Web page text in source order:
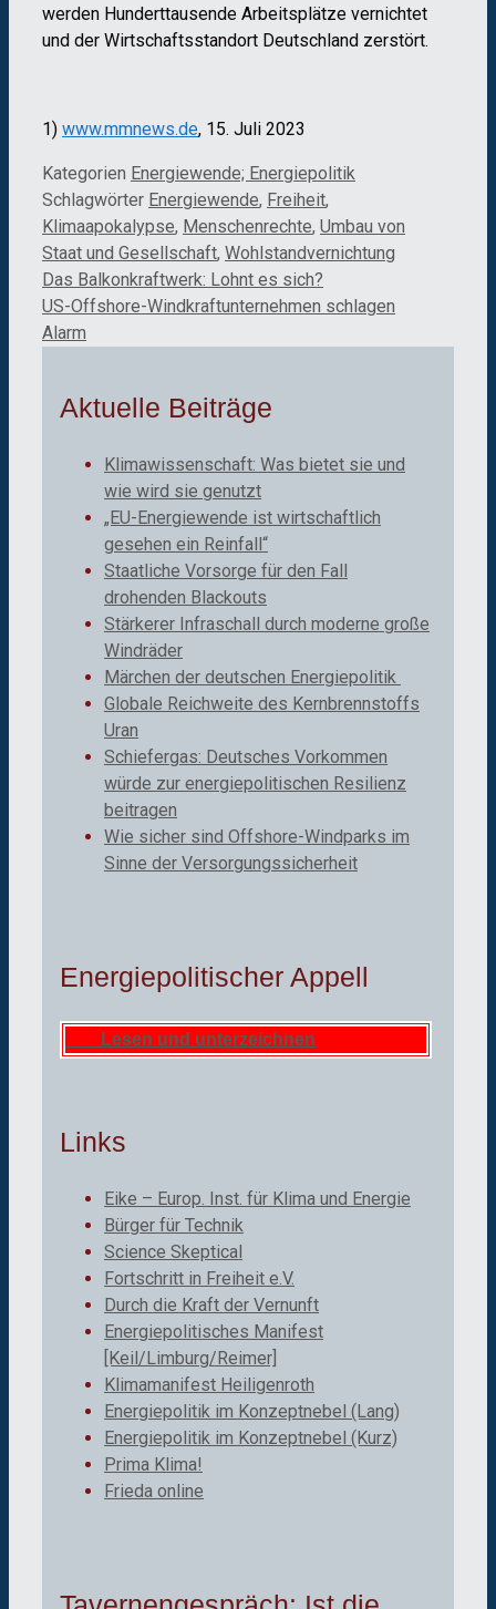
werden Hunderttausende Arbeitsplätze vernichtet
und der Wirtschaftsstandort Deutschland zerstört.
1) www.mmnews.de, 15. Juli 2023
Kategorien Energiewende; Energiepolitik
Schlagwörter Energiewende, Freiheit,
Klimaapokalypse, Menschenrechte, Umbau von
Staat und Gesellschaft, Wohlstandvernichtung
Das Balkonkraftwerk: Lohnt es sich?
US-Offshore-Windkraftunternehmen schlagen
Alarm
Aktuelle Beiträge
Klimawissenschaft: Was bietet sie und
wie wird sie genutzt
„EU-Energiewende ist wirtschaftlich
gesehen ein Reinfall“
Staatliche Vorsorge für den Fall
drohenden Blackouts
Stärkerer Infraschall durch moderne große
Windräder
Märchen der deutschen Energiepolitik
Globale Reichweite des Kernbrennstoffs
Uran
Schiefergas: Deutsches Vorkommen
würde zur energiepolitischen Resilienz
beitragen
Wie sicher sind Offshore-Windparks im
Sinne der Versorgungssicherheit
Energiepolitischer Appell
Lesen und unterzeichnen
Links
Eike – Europ. Inst. für Klima und Energie
Bürger für Technik
Science Skeptical
Fortschritt in Freiheit e.V.
Durch die Kraft der Vernunft
Energiepolitisches Manifest
[Keil/Limburg/Reimer]
Klimamanifest Heiligenroth
Energiepolitik im Konzeptnebel (Lang)
Energiepolitik im Konzeptnebel (Kurz)
Prima Klima!
Frieda online